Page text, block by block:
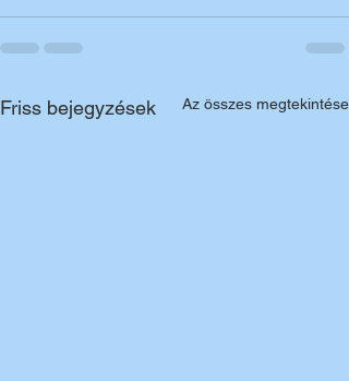
Friss bejegyzések Az összes megtekintése